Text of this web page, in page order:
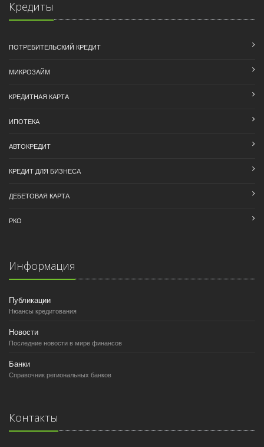
Кредиты
ПОТРЕБИТЕЛЬСКИЙ КРЕДИТ
МИКРОЗАЙМ
КРЕДИТНАЯ КАРТА
ИПОТЕКА
АВТОКРЕДИТ
КРЕДИТ ДЛЯ БИЗНЕСА
ДЕБЕТОВАЯ КАРТА
РКО
Информация
Публикации
Нюансы кредитования
Новости
Последние новости в мире финансов
Банки
Справочник региональных банков
Контакты